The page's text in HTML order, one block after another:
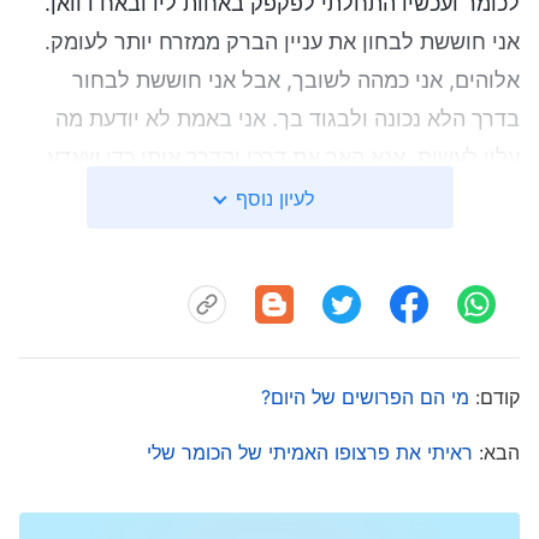
אני חוששת לבחון את עניין הברק ממזרח יותר לעומק.
אלוהים, אני כמהה לשובך, אבל אני חוששת לבחור
בדרך הלא נכונה ולבגוד בך. אני באמת לא יודעת מה
על משהו שהאחות ליו שיתפה: "אלוהים הוא העיקר
שאנחנו מאמינים באנשים והולכים בעקבותיהם, וכך
לעיון נוסף
קודם: מי הם הפרושים של היום?
הבא: ראיתי את פרצופו האמיתי של הכומר שלי